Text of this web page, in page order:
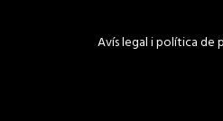
Avís legal i política de